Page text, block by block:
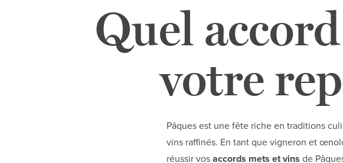
Quel
votre
Pâques est une fête riche en traditions
vins raffinés. En tant que vigneron et
réussir vos accords mets et vins de